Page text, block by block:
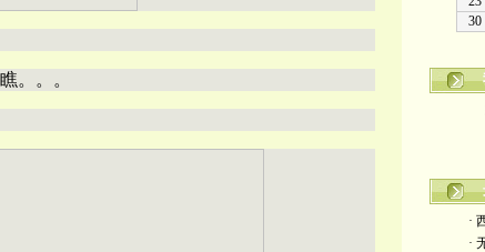
。。。
·
·